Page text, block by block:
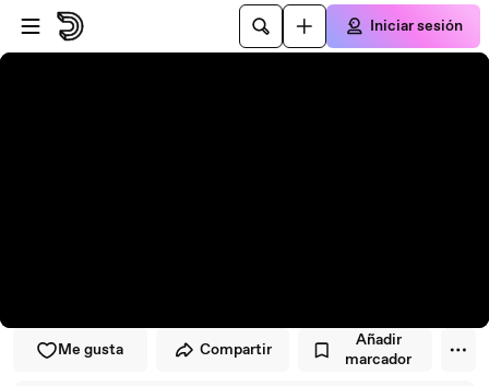
Saltar al reproductor
Saltar al contenido principal
Iniciar sesión
Me gusta Compartir
Añadir
marcador